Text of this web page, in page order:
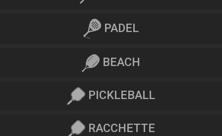
PADEL
BEACH
PICKLEBALL
RACCHETTE